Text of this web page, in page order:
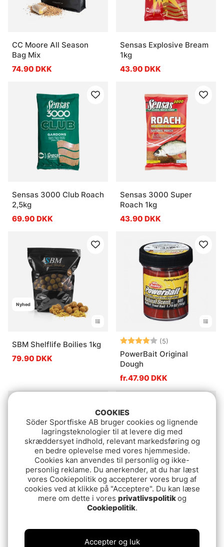
CC Moore All Season
Bag Mix
74.90 DKK
Sensas Explosive Bream
1kg
43.90 DKK
Sensas 3000 Club Roach
2,5kg
69.90 DKK
Sensas 3000 Super
Roach 1kg
43.90 DKK
Nyhed
SBM Shelflife Boilies 1kg
79.90 DKK
Vurdering: (5)
PowerBait Original
Dough
fr.47.90 DKK
Vurdering:(11)4.8 ud af 5 stjerner
Dough
Berkley Trout Bait Dough
fr.47.90 DKK
COOKIES
Söder Sportfiske AB bruger cookies og lignende
lagringsteknologier til at levere dig med
skræddersyet indhold, relevant markedsføring og
en bedre oplevelse med vores hjemmeside.
Cookies kan anvendes til personlig og ikke-
personlig reklame. Du anerkender, at du har læst
vores Cookiepolitik og accepterer vores brug af
cookies ved at klikke på "Acceptere". Du kan læse
mere om dette i vores privatlivspolitikog
Cookiepolitik.
Accepter og luk